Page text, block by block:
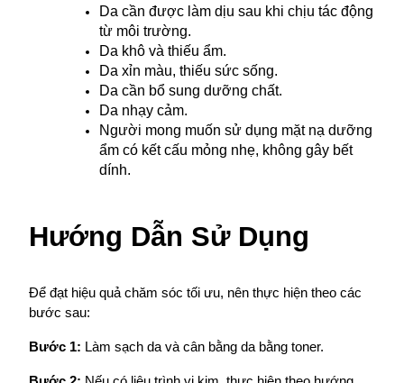
Da cần được làm dịu sau khi chịu tác động
từ môi trường.
Da khô và thiếu ẩm.
Da xỉn màu, thiếu sức sống.
Da cần bổ sung dưỡng chất.
Da nhạy cảm.
Người mong muốn sử dụng mặt nạ dưỡng
ẩm có kết cấu mỏng nhẹ, không gây bết
dính.
Hướng Dẫn Sử Dụng
Để đạt hiệu quả chăm sóc tối ưu, nên thực hiện theo các
bước sau:
Bước 1: Làm sạch da và cân bằng da bằng toner.